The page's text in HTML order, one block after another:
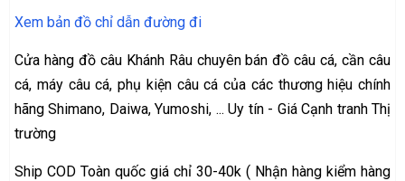
Xem bản đồ chỉ dẫn đường đi
Cửa hàng đồ câu Khánh Râu chuyên bán đồ câu cá, cần câu
cá, máy câu cá, phụ kiện câu cá của các thương hiệu chính
hãng Shimano, Daiwa, Yumoshi, ... Uy tín - Giá Cạnh tranh Thị
trường
Ship COD Toàn quốc giá chỉ 30-40k ( Nhận hàng kiểm hàng